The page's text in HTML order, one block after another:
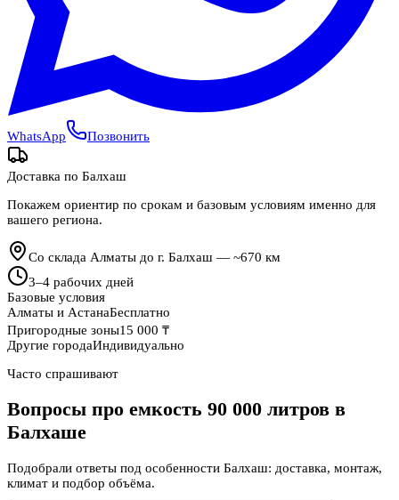
WhatsApp Позвонить
Доставка по Балхаш
Покажем ориентир по срокам и базовым условиям именно для
вашего региона.
Со склада Алматы до г. Балхаш — ~670 км
3–4 рабочих дней
Базовые условия
Алматы и АстанаБесплатно
Пригородные зоны15 000 ₸
Другие городаИндивидуально
Часто спрашивают
Вопросы про емкость 90 000 литров в
Балхаше
Подобрали ответы под особенности Балхаш: доставка, монтаж,
климат и подбор объёма.